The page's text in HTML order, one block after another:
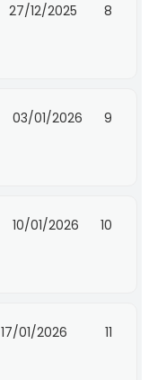
8
27/12/2025
9
03/01/2026
10
10/01/2026
11
17/01/2026